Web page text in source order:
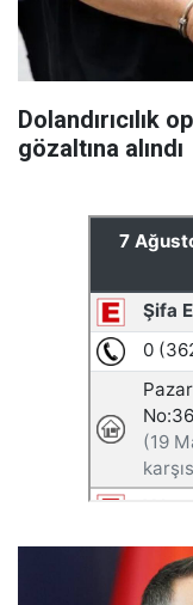
Dolandırıcılık
gözaltına alındı